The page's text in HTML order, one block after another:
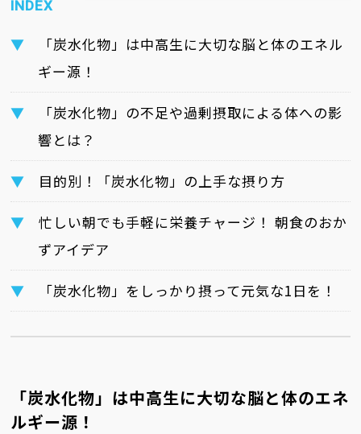
「炭水化物」は中高生に大切な脳と体のエネル
ギー源！
「炭水化物」の不足や過剰摂取による体への影
響とは？
目的別！「炭水化物」の上手な摂り方
忙しい朝でも手軽に栄養チャージ！ 朝食のおか
ずアイデア
「炭水化物」をしっかり摂って元気な1日を！
「炭水化物」は中高生に大切な脳と体のエネ
ルギー源！